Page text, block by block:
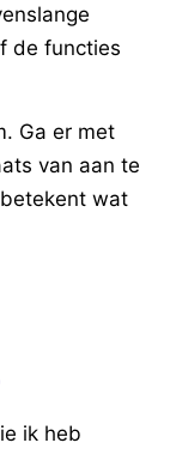
de functies
Ga er met
van aan te
wat
ik heb